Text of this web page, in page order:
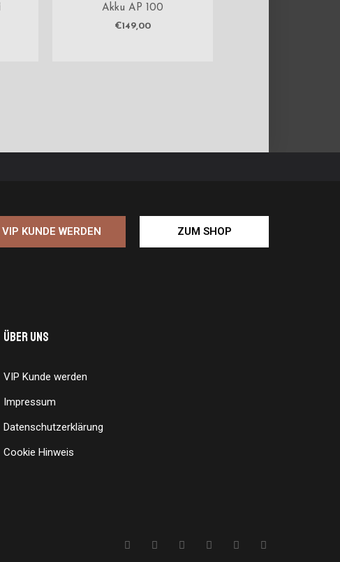
Akku AP 100
€149,00
VIP KUNDE WERDEN ZUM SHOP
Über uns
VIP Kunde werden
Impressum
Datenschutzerklärung
Cookie Hinweis